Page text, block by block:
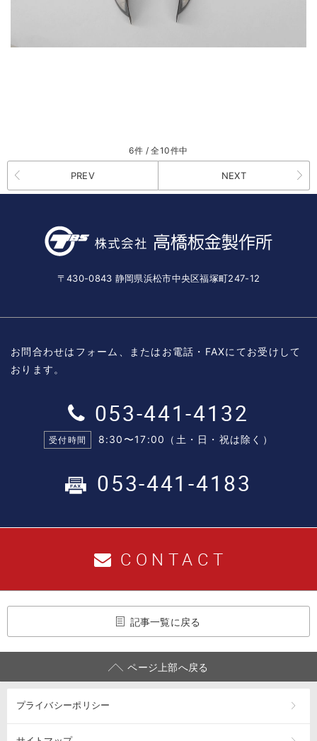
6件 / 全10件中
PREV NEXT
〒430-0843 静岡県浜松市中央区福塚町247-12
お問合わせはフォーム、またはお電話・FAXにてお受けして
おります。
053-441-4132
受付時間 8:30〜17:00（土・日・祝は除く）
053-441-4183
CONTACT
記事一覧に戻る
ページ上部へ戻る
プライバシーポリシー